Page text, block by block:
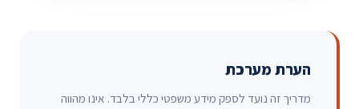
הערת מערכת
מדריך זה נועד לספק מידע משפטי כללי בלבד. אינו מהווה